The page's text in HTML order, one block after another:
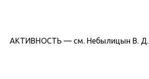
АКТИВНОСТЬ — см. Небылицын В. Д.